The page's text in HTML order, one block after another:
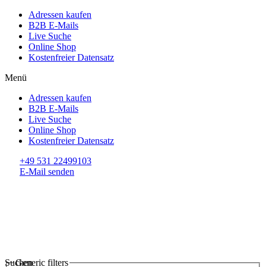
Adressen kaufen
B2B E-Mails
Live Suche
Online Shop
Kostenfreier Datensatz
Menü
Adressen kaufen
B2B E-Mails
Live Suche
Online Shop
Kostenfreier Datensatz
+49 531 22499103
E-Mail senden
Suchen
Generic filters